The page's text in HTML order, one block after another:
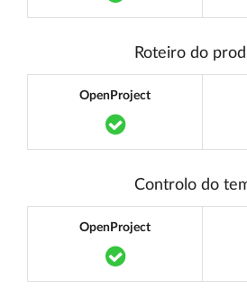
Roteiro do
OpenProject
Translation
Controlo do
OpenProject
Translation